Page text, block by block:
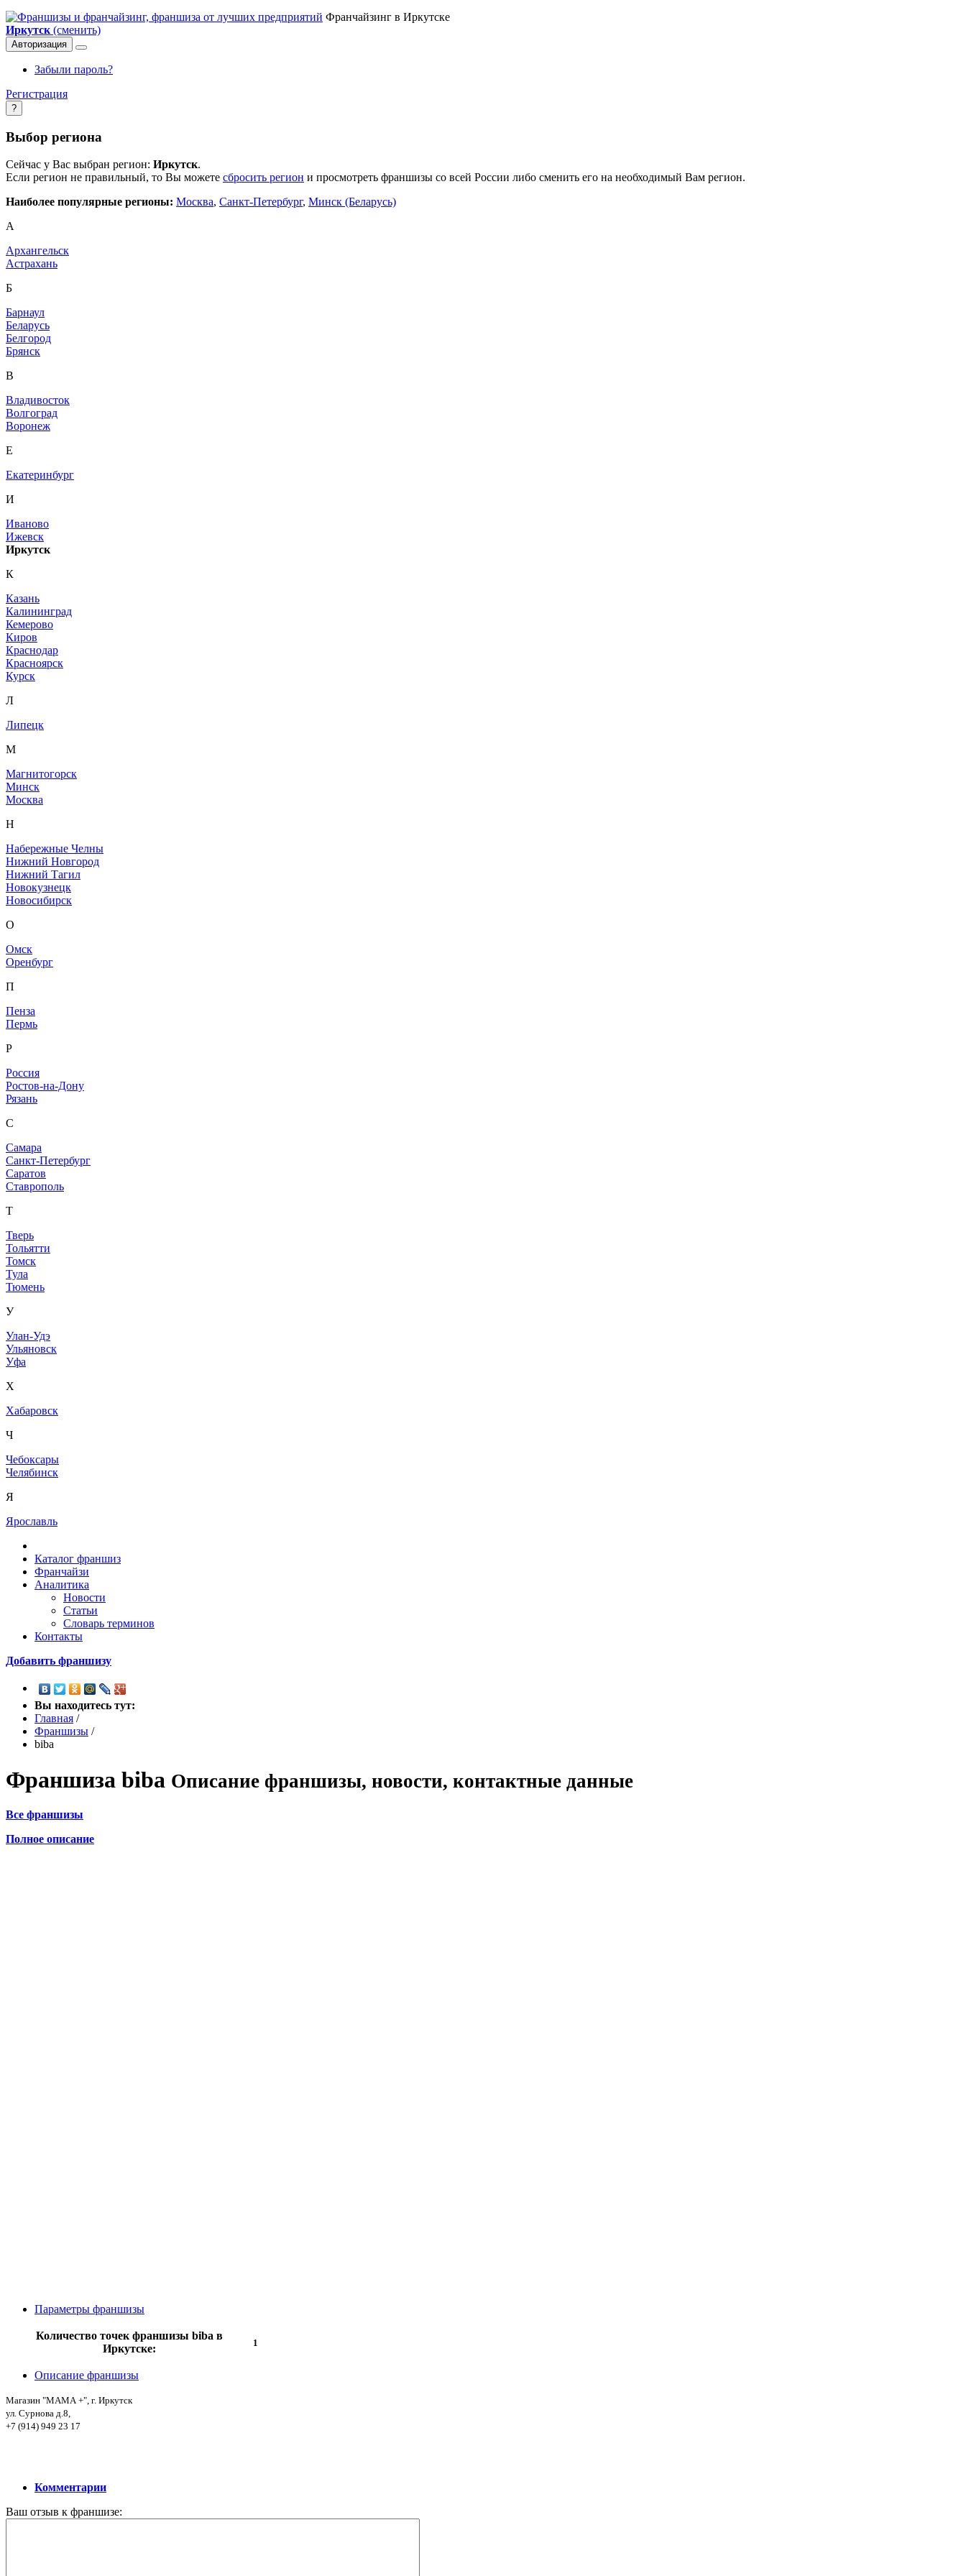
Франчайзинг в Иркутске
Иркутск (сменить)
Авторизация
Забыли пароль?
Регистрация
?
Выбор региона
Сейчас у Вас выбран регион: Иркутск.
Если регион не правильный, то Вы можете сбросить регион и просмотреть франшизы со всей России либо сменить его на необходимый Вам регион.
Наиболее популярные регионы: Москва, Санкт-Петербург, Минск (Беларусь)
А
Архангельск
Астрахань
Б
Барнаул
Беларусь
Белгород
Брянск
В
Владивосток
Волгоград
Воронеж
Е
Екатеринбург
И
Иваново
Ижевск
Иркутск
К
Казань
Калининград
Кемерово
Киров
Краснодар
Красноярск
Курск
Л
Липецк
М
Магнитогорск
Минск
Москва
Н
Набережные Челны
Нижний Новгород
Нижний Тагил
Новокузнецк
Новосибирск
О
Омск
Оренбург
П
Пенза
Пермь
Р
Россия
Ростов-на-Дону
Рязань
С
Самара
Санкт-Петербург
Саратов
Ставрополь
Т
Тверь
Тольятти
Томск
Тула
Тюмень
У
Улан-Удэ
Ульяновск
Уфа
Х
Хабаровск
Ч
Чебоксары
Челябинск
Я
Ярославль
Каталог франшиз
Франчайзи
Аналитика
Новости
Статьи
Словарь терминов
Контакты
Добавить франшизу
Вы находитесь тут:
Главная /
Франшизы /
biba
Франшиза biba Описание франшизы, новости, контактные данные
Все франшизы
Полное описание
Параметры франшизы
Количество точек франшизы biba в
Иркутске:
1
Описание франшизы
Магазин "МАМА +", г. Иркутск
ул. Сурнова д.8,
+7 (914) 949 23 17
Комментарии
Ваш отзыв к франшизе: